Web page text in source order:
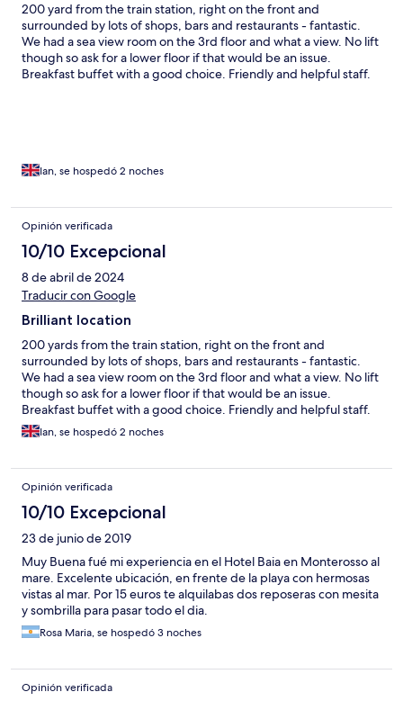
200 yard from the train station, right on the front and
surrounded by lots of shops, bars and restaurants - fantastic.
We had a sea view room on the 3rd floor and what a view. No lift
though so ask for a lower floor if that would be an issue.
Breakfast buffet with a good choice. Friendly and helpful staff.
Ian, se hospedó 2 noches
Opinión verificada
10/10 Excepcional
8 de abril de 2024
Traducir con Google
Brilliant location
200 yards from the train station, right on the front and
surrounded by lots of shops, bars and restaurants - fantastic.
We had a sea view room on the 3rd floor and what a view. No lift
though so ask for a lower floor if that would be an issue.
Breakfast buffet with a good choice. Friendly and helpful staff.
Free WiFi. Bathroom a fair size, but as with many Italian hotels,
just a small shower cubicle. The hotel was clean and had a lovely
Ian, se hospedó 2 noches
Opinión verificada
10/10 Excepcional
23 de junio de 2019
Muy Buena fué mi experiencia en el Hotel Baia en Monterosso al
mare. Excelente ubicación, en frente de la playa con hermosas
vistas al mar. Por 15 euros te alquilabas dos reposeras con mesita
y sombrilla para pasar todo el dia.
Rosa Maria, se hospedó 3 noches
Opinión verificada